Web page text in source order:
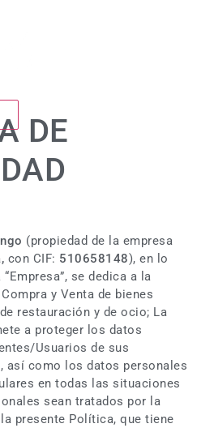
DE
(propiedad de la empresa
con CIF: 510658148), en lo
se dedica a la
y Venta de bienes
restauración y de ocio; La
a proteger los datos
Usuarios de sus
así como los datos personales
en todas las situaciones
sean tratados por la
presente Política, que tiene